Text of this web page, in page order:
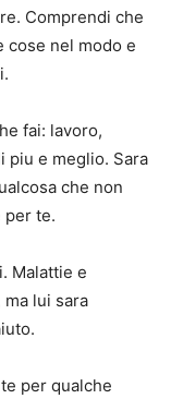
Comprendi che
cose nel modo e
fai: lavoro,
piu e meglio. Sara
che non
per te.
Malattie e
lui sara
per qualche